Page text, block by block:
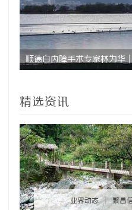
顺德白内障手术专家林为华
精选资讯
业界动态 | 繁昌